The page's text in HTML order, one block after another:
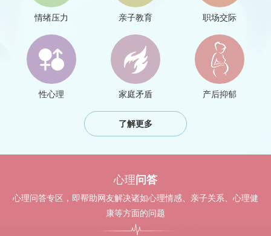
情绪压力 亲子教育 职场交际
性心理 家庭矛盾 产后抑郁
了解更多
心理 问答
心理问答专区，即帮助网友解决诸如心理情感、亲子关系、心理健
康等方面的问题